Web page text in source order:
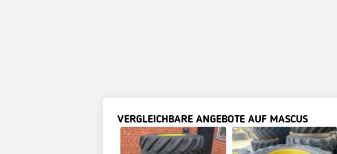
VERGLEICHBARE ANGEBOTE AUF MASCUS